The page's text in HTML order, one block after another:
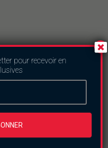
pour recevoir en